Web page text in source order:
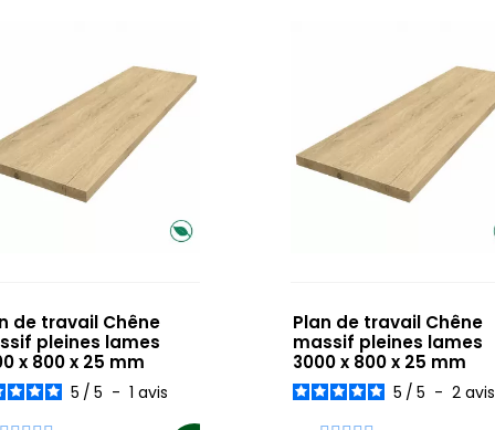
de travail Chêne
pleines lames
x 800 x 25 mm
5 / 5 - 1 avis
Plan de travail Chêne
massif pleines lames
3000 x 800 x 25 mm
5 / 5 - 2avis